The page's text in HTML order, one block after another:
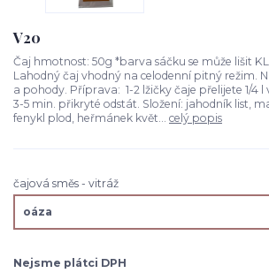
V20
Čaj hmotnost: 50g *barva sáčku se může lišit
Lahodný čaj vhodný na celodenní pitný režim.
a pohody. Příprava: 1-2 lžičky čaje přelijete 1/4 l
3-5 min. přikryté odstát. Složení: jahodník list,
fenykl plod, heřmánek květ... celý popis
čajová směs - vitráž
Nejsme plátci DPH